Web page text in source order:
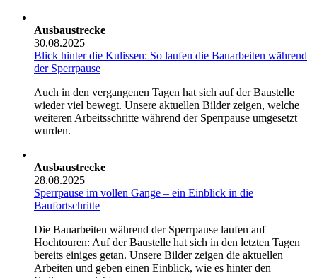
Ausbaustrecke
30.08.2025
Blick hinter die Kulissen: So laufen die Bauarbeiten während
der Sperrpause
Auch in den vergangenen Tagen hat sich auf der Baustelle
wieder viel bewegt. Unsere aktuellen Bilder zeigen, welche
weiteren Arbeitsschritte während der Sperrpause umgesetzt
wurden.
Ausbaustrecke
28.08.2025
Sperrpause im vollen Gange – ein Einblick in die
Baufortschritte
Die Bauarbeiten während der Sperrpause laufen auf
Hochtouren: Auf der Baustelle hat sich in den letzten Tagen
bereits einiges getan. Unsere Bilder zeigen die aktuellen
Arbeiten und geben einen Einblick, wie es hinter den